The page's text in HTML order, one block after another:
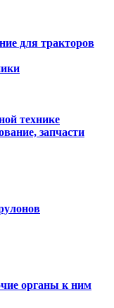
для тракторов
технике
запчасти
органы к ним